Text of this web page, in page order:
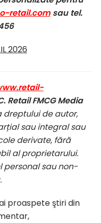
retail.comsau tel.
Retail FMCG Media
dreptului de autor,
sau integral sau
derivate, fără
al proprietarului.
personal sau non-
proaspete ştiri din